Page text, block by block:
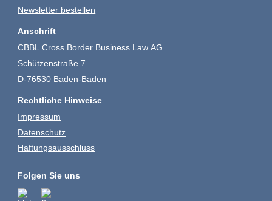
Newsletter bestellen
Anschrift
CBBL Cross Border Business Law AG
Schützenstraße 7
D-76530 Baden-Baden
Rechtliche Hinweise
Impressum
Datenschutz
Haftungsausschluss
Folgen Sie uns